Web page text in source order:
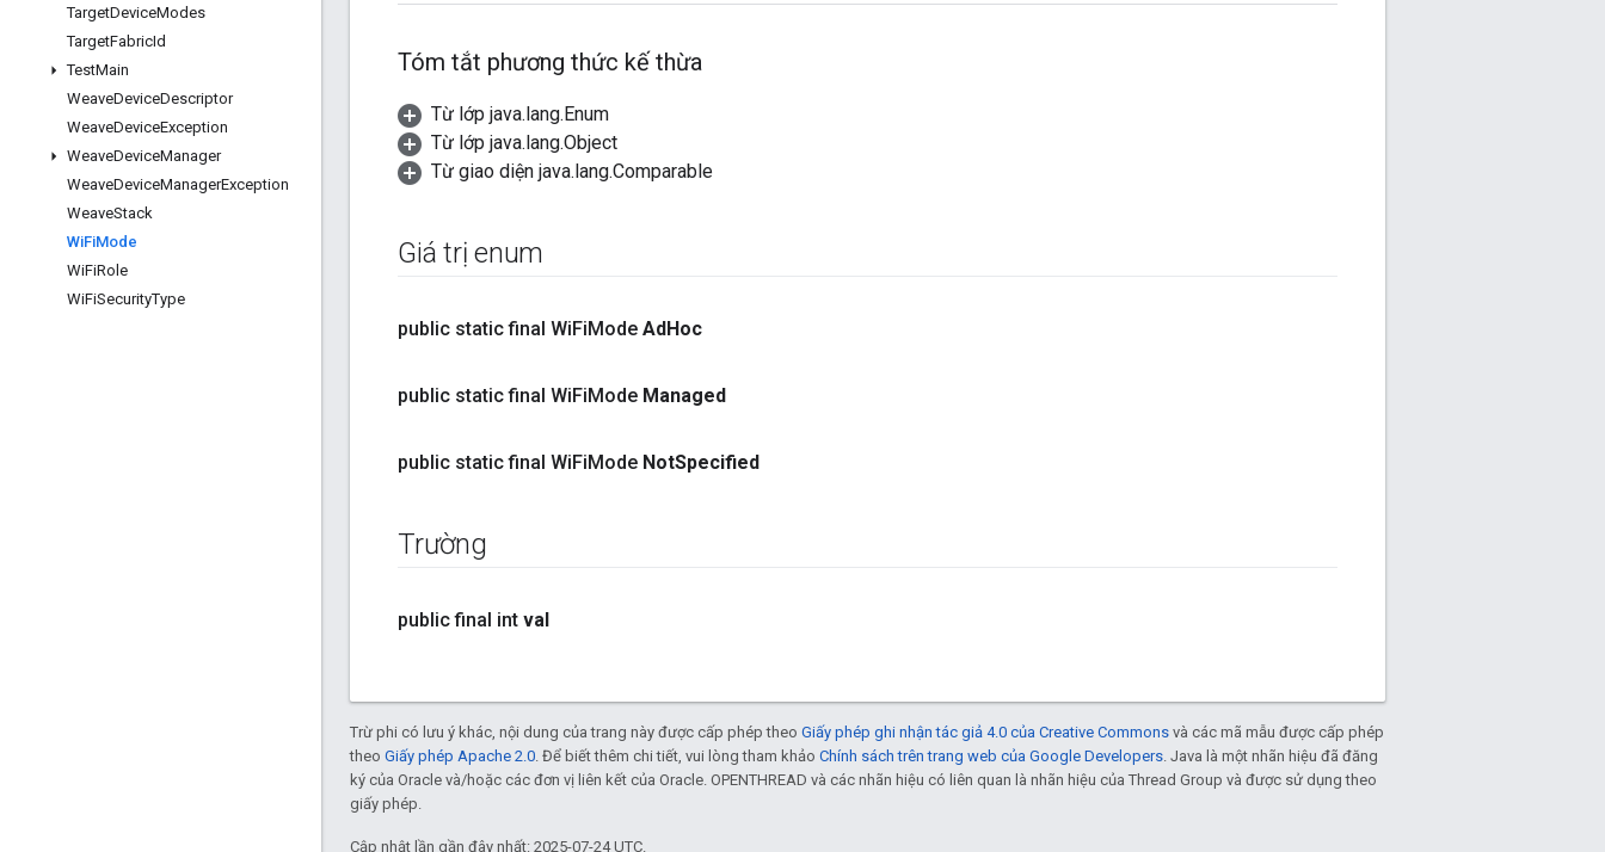
TargetDeviceModes
TargetFabricId
TestMain
WeaveDeviceDescriptor
WeaveDeviceException
WeaveDeviceManager
WeaveDeviceManagerException
WeaveStack
WiFiMode
WiFiRole
WiFiSecurityType
Tóm tắt phương thức kế thừa
Từ lớp java.lang.Enum
Từ lớp java.lang.Object
Từ giao diện java.lang.Comparable
Giá trị enum
public static final WiFiMode AdHoc
public static final WiFiMode Managed
public static final WiFiMode NotSpecified
Trường
public final int val
Trừ phi có lưu ý khác, nội dung của trang này được cấp phép theo Giấy phép ghi nhận tác giả 4.0 của Creative Commons và các mã mẫu được cấp phép
theo Giấy phép Apache 2.0. Để biết thêm chi tiết, vui lòng tham khảo Chính sách trên trang web của Google Developers. Java là một nhãn hiệu đã đăng
ký của Oracle và/hoặc các đơn vị liên kết của Oracle. OPENTHREAD và các nhãn hiệu có liên quan là nhãn hiệu của Thread Group và được sử dụng theo
giấy phép.
Cập nhật lần gần đây nhất: 2025-07-24 UTC.